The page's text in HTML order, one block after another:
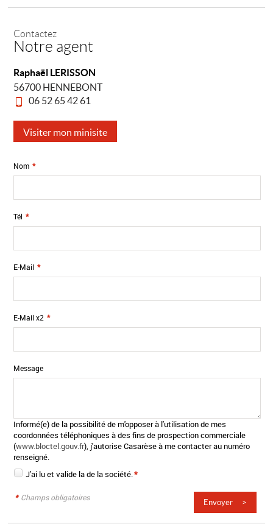
Contactez
Notre agent
Raphaël LERISSON
56700 HENNEBONT
06 52 65 42 61
Visiter mon minisite
Nom *
Tél *
E-Mail *
E-Mail x2 *
Message
Informé(e) de la possibilité de m'opposer à l'utilisation de mes
coordonnées téléphoniques à des fins de prospection commerciale
(www.bloctel.gouv.fr), j'autorise Casarèse à me contacter au numéro
renseigné.
J'ai lu et valide lade la société.*
* Champs obligatoires